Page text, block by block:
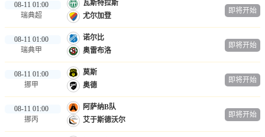
08-11 01:00
瑞典超
瓦斯特拉斯
尤尔加登
即将开始
08-11 01:00
瑞典甲
诺尔比
奥雷布洛
即将开始
08-11 01:00
挪甲
莫斯
奥德
即将开始
08-11 01:00
挪丙
阿萨纳B队
艾于斯德沃尔
即将开始